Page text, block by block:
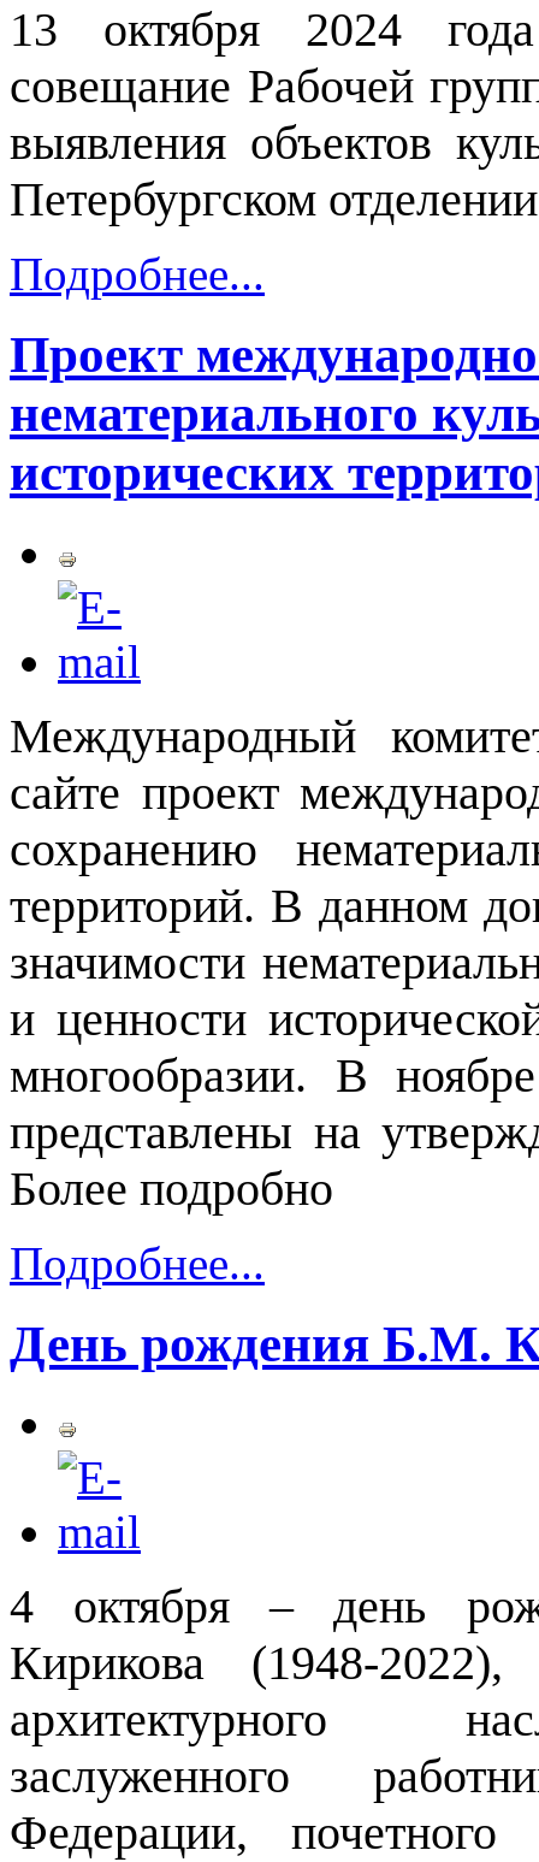
13 октября 2024
совещание Рабочей
выявления объектов
Петербургском
Подробнее...
Проект
нематериального
исторических
Международный
сайте проект
сохранению
территорий. В данном
значимости
и ценности
многообразии. В
представлены на
Более подробно
Подробнее...
День рождения Б.М.
4 октября – день
Кирикова (1948-2022),
архитектурного
заслуженного
Федерации,